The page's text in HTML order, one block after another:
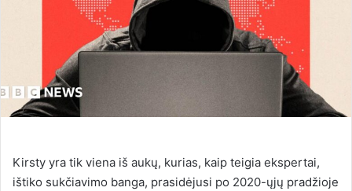
m
i
Kirsty yra tik viena iš aukų, kurias, kaip teigia ekspertai,
ištiko sukčiavimo banga, prasidėjusi po 2020-ųjų pradžioje